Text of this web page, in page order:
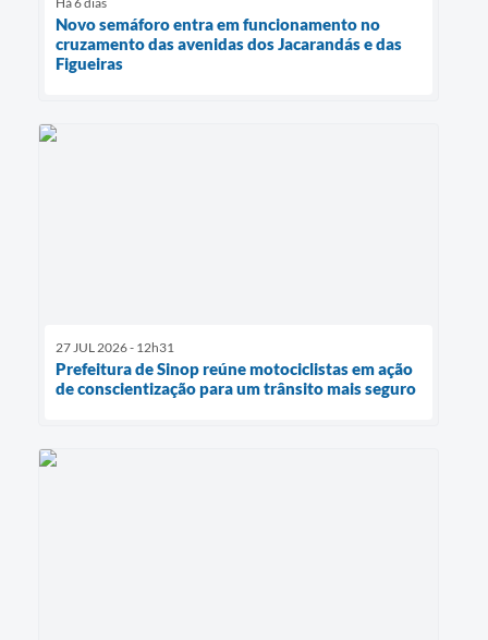
Novo semáforo entra em funcionamento no
cruzamento das avenidas dos Jacarandás e das
Figueiras
27 JUL 2026 - 12h31
Prefeitura de Sinop reúne motociclistas em ação
de conscientização para um trânsito mais seguro